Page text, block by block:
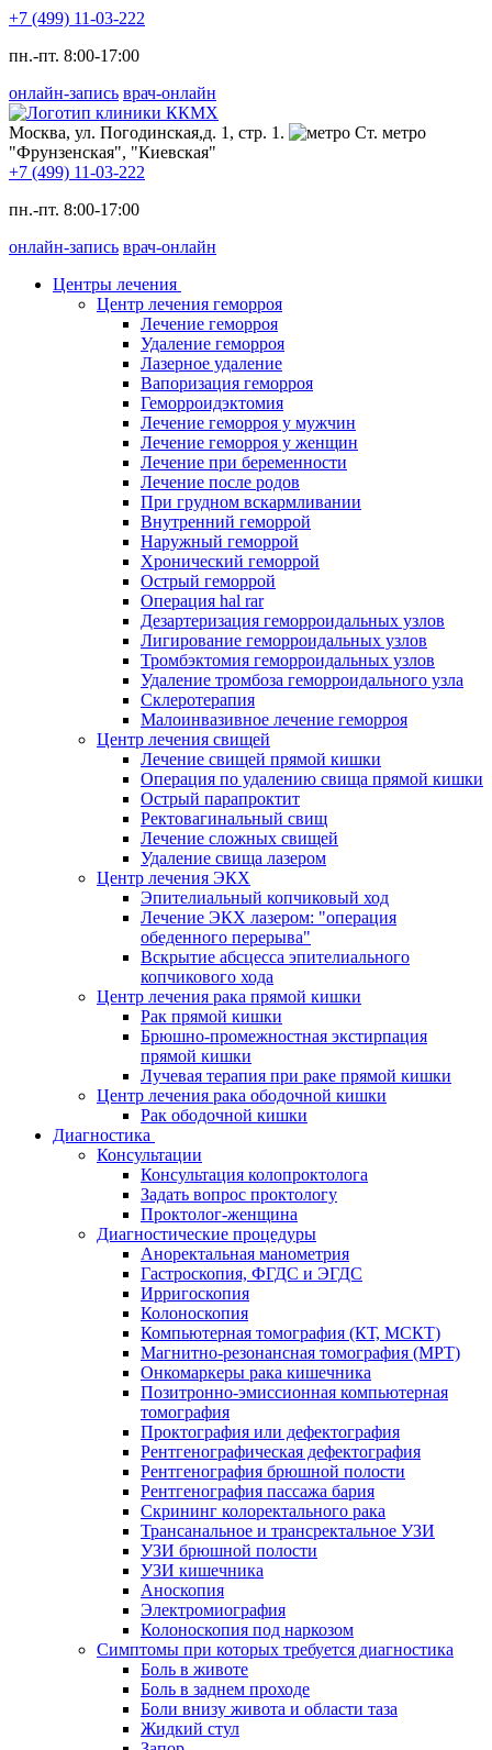
+7 (499) 11-03-222
пн.-пт. 8:00-17:00
онлайн-запись врач-онлайн
Москва, ул. Погодинская,д. 1, стр. 1.
Ст. метро
"Фрунзенская", "Киевская"
+7 (499) 11-03-222
пн.-пт. 8:00-17:00
онлайн-запись врач-онлайн
Центры лечения
Центр лечения геморроя
Лечение геморроя
Удаление геморроя
Лазерное удаление
Вапоризация геморроя
Геморроидэктомия
Лечение геморроя у мужчин
Лечение геморроя у женщин
Лечение при беременности
Лечение после родов
При грудном вскармливании
Внутренний геморрой
Наружный геморрой
Хронический геморрой
Острый геморрой
Операция hal rar
Дезартеризация геморроидальных узлов
Лигирование геморроидальных узлов
Тромбэктомия геморроидальных узлов
Удаление тромбоза геморроидального узла
Склеротерапия
Малоинвазивное лечение геморроя
Центр лечения свищей
Лечение свищей прямой кишки
Операция по удалению свища прямой кишки
Острый парапроктит
Ректовагинальный свищ
Лечение сложных свищей
Удаление свища лазером
Центр лечения ЭКХ
Эпителиальный копчиковый ход
Лечение ЭКХ лазером: "операция
обеденного перерыва"
Вскрытие абсцесса эпителиального
копчикового хода
Центр лечения рака прямой кишки
Рак прямой кишки
Брюшно-промежностная экстирпация
прямой кишки
Лучевая терапия при раке прямой кишки
Центр лечения рака ободочной кишки
Рак ободочной кишки
Диагностика
Консультации
Консультация колопроктолога
Задать вопрос проктологу
Проктолог-женщина
Диагностические процедуры
Аноректальная манометрия
Гастроскопия, ФГДС и ЭГДС
Ирригоскопия
Колоноскопия
Компьютерная томография (КТ, МСКТ)
Магнитно-резонансная томография (МРТ)
Онкомаркеры рака кишечника
Позитронно-эмиссионная компьютерная
томография
Проктография или дефектография
Рентгенографическая дефектография
Рентгенография брюшной полости
Рентгенография пассажа бария
Скрининг колоректального рака
Трансанальное и трансректальное УЗИ
УЗИ брюшной полости
УЗИ кишечника
Аноскопия
Электромиография
Колоноскопия под наркозом
Симптомы при которых требуется диагностика
Боль в животе
Боль в заднем проходе
Боли внизу живота и области таза
Жидкий стул